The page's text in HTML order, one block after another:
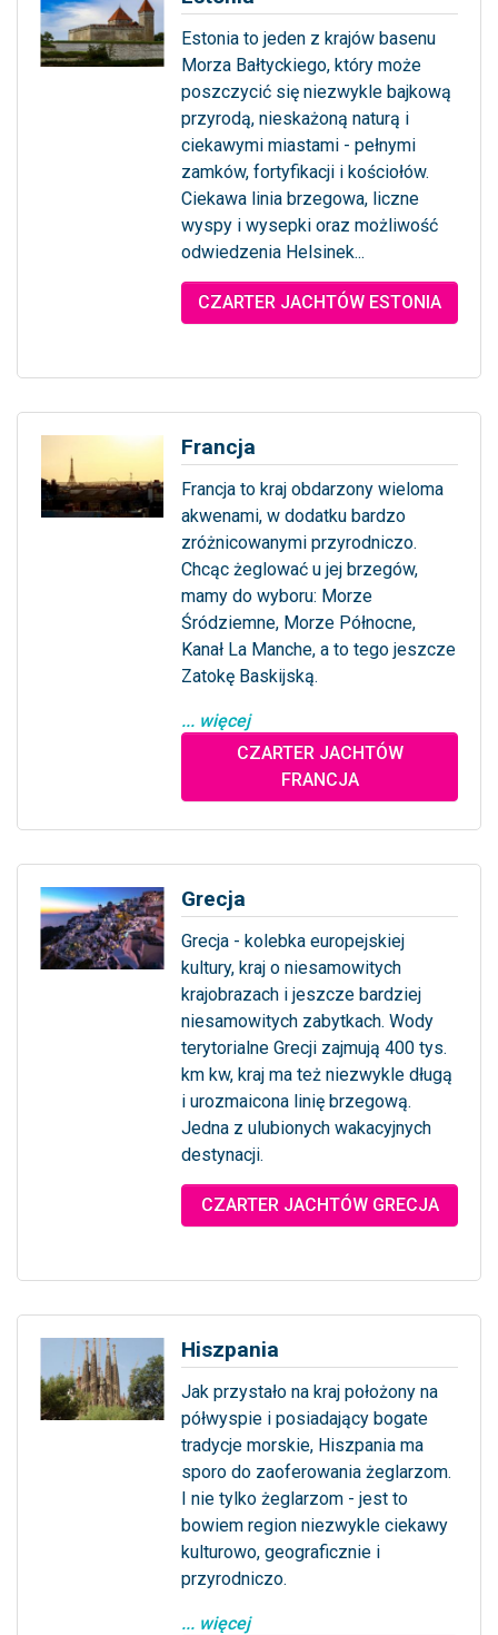
Estonia to jeden z krajów basenu
Morza Bałtyckiego, który może
poszczycić się niezwykle bajkową
przyrodą, nieskażoną naturą i
ciekawymi miastami - pełnymi
zamków, fortyfikacji i kościołów.
Ciekawa linia brzegowa, liczne
wyspy i wysepki oraz możliwość
odwiedzenia Helsinek...
... więcej
CZARTER JACHTÓW ESTONIA
Francja
Francja to kraj obdarzony wieloma
akwenami, w dodatku bardzo
zróżnicowanymi przyrodniczo.
Chcąc żeglować u jej brzegów,
mamy do wyboru: Morze
Śródziemne, Morze Północne,
Kanał La Manche, a to tego jeszcze
Zatokę Baskijską.
... więcej
CZARTER JACHTÓW
FRANCJA
Grecja
Grecja - kolebka europejskiej
kultury, kraj o niesamowitych
krajobrazach i jeszcze bardziej
niesamowitych zabytkach. Wody
terytorialne Grecji zajmują 400 tys.
km kw, kraj ma też niezwykle długą
i urozmaicona linię brzegową.
Jedna z ulubionych wakacyjnych
destynacji.
... więcej
CZARTER JACHTÓW GRECJA
Hiszpania
Jak przystało na kraj położony na
półwyspie i posiadający bogate
tradycje morskie, Hiszpania ma
sporo do zaoferowania żeglarzom.
I nie tylko żeglarzom - jest to
bowiem region niezwykle ciekawy
kulturowo, geograficznie i
przyrodniczo.
... więcej